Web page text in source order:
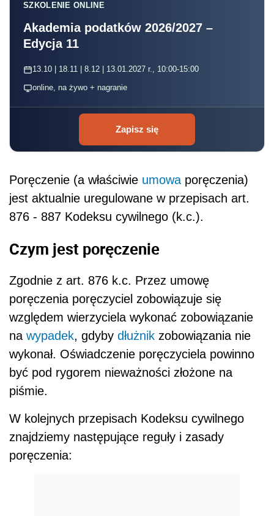
SZKOLENIE ONLINE
Akademia podatków 2026/2027 –
Edycja 11
13.10 | 18.11 | 8.12 | 13.01.2027 r., 10:00-15:00
online, na żywo + nagranie
Zapisz się
Poręczenie (a właściwie umowa poręczenia)
jest aktualnie uregulowane w przepisach art.
876 - 887 Kodeksu cywilnego (k.c.).
Czym jest poręczenie
Zgodnie z art. 876 k.c. Przez umowę
poręczenia poręczyciel zobowiązuje się
względem wierzyciela wykonać zobowiązanie
na wypadek, gdyby dłużnik zobowiązania nie
wykonał. Oświadczenie poręczyciela powinno
być pod rygorem nieważności złożone na
piśmie.
W kolejnych przepisach Kodeksu cywilnego
znajdziemy następujące reguły i zasady
poręczenia: